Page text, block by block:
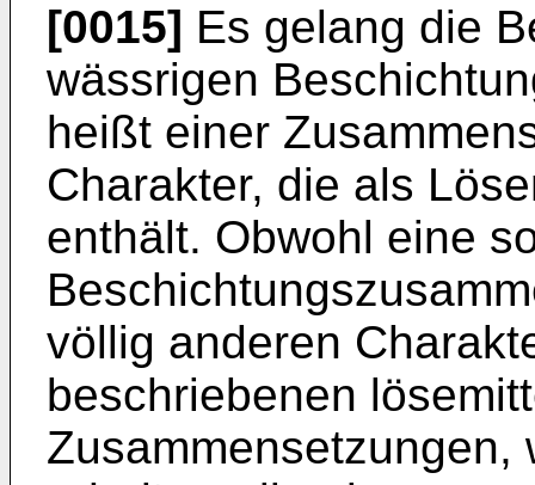
[0015] Es gelang die
wässrigen
heißt einer
Charakter, die als
enthält. Obwohl eine
völlig anderen
beschriebenen
Zusammensetzungen,